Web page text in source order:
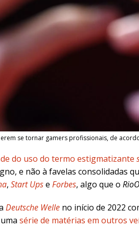
se tornar gamers profissionais, de
do uso do termo estigmatizante
e não à favelas consolidadas
, Start Upse Forbes, algo que o
Deutsche Welle no início de 2022
série de matérias em outros